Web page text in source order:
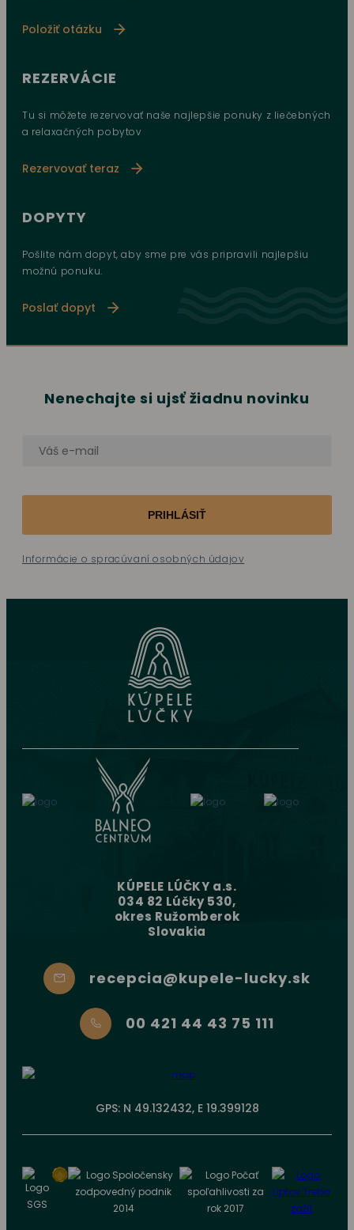
Položiť otázku
REZERVÁCIE
Tu si môžete rezervovať naše najlepšie ponuky z liečebných
a relaxačných pobytov
Rezervovať teraz
DOPYTY
Pošlite nám dopyt, aby sme pre vás pripravili najlepšiu
možnú ponuku.
Poslať dopyt
Nenechajte si ujsť žiadnu novinku
PRIHLÁSIŤ
Informácie o spracúvaní osobných údajov
KÚPELE LÚČKY a.s.
034 82 Lúčky 530,
okres Ružomberok
Slovakia
recepcia@kupele-lucky.sk
00 421 44 43 75 111
GPS: N 49.132432, E 19.399128